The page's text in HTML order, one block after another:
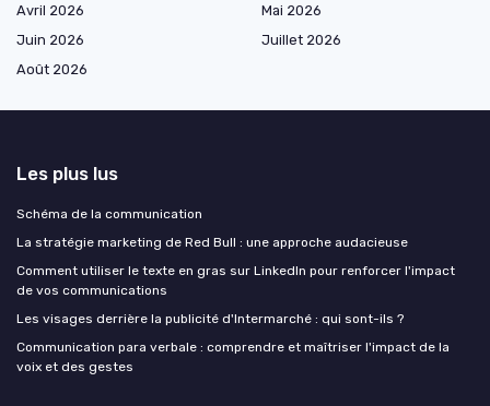
Avril 2026
Mai 2026
Juin 2026
Juillet 2026
Août 2026
Les plus lus
Schéma de la communication
La stratégie marketing de Red Bull : une approche audacieuse
Comment utiliser le texte en gras sur LinkedIn pour renforcer l'impact
de vos communications
Les visages derrière la publicité d'Intermarché : qui sont-ils ?
Communication para verbale : comprendre et maîtriser l'impact de la
voix et des gestes